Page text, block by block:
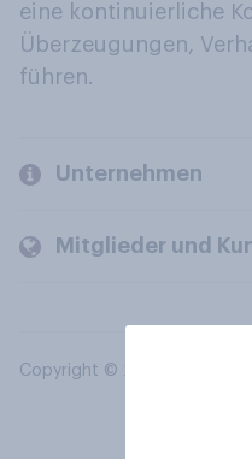
eine kontinuierliche
Überzeugungen,
führen.
Unternehmen
Mitglieder und
Copyright © 2026 YouGov